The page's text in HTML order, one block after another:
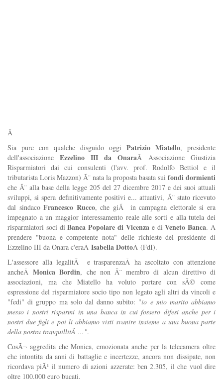
Â
Sia pure con qualche disguido oggi Patrizio Miatello, presidente
dell'associazione Ezzelino III da OnaraÂ Associazione Giustizia
Risparmiatori dai cui consulenti (l'avv. prof. Rodolfo Bettiol e il
tributarista Loris Mazzon) Ã¨ nata la proposta basata sui fondi dormienti
che Ã¨ alla base della legge 205 del 27 dicembre 2017 e dei suoi attuali
sviluppi, si spera definitivamente positivi e... attuativi, Ã¨ stato ricevuto
dal sindacoFrancesco Rucco, che giÃ in campagna elettorale si era
impegnato a un maggior interessamento reale alle sorti e alla tutela dei
risparmiatori soci diBanca Popolare di Vicenzae diVeneto Banca. A
prendere "buona e competente nota" delle richieste del presidente di
Ezzelino III da Onara c'eraÂ Isabella DottoÂ (FdI).
L'assessore alla legalitÃ e trasparenzaÂ ha ascoltato con attenzione
ancheÂMonica Bordin, che non Ã¨ membro di alcun direttivo di
associazioni, ma che Miatello ha voluto portare con sÃ© come
espressione del risparmiatore socio tipo non legato agli altri da vincoli e
"fedi" di gruppo ma solo dal danno subito: "io e mio marito abbiamo
messo i nostri risparmi in una banca in cui fossero difesi anche per i
nostri due figli e poi li abbiamo visti svanire insieme a una buona parte
della nostra tranquillitÃ ...".
CosÃ¬ aggredita che Monica, emozionata anche per la telecamera oltre
che intontita da anni di battaglie e incertezze, ancora non dissipate, non
ricordava piÃ¹ il numero di azioni azzerate: ben 2.305, il che vuol dire
oltre 100.000 euro bucati.